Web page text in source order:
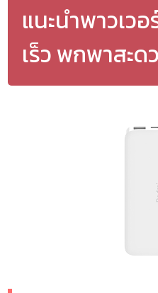
แนะนำพาวเว
เร็ว พกพาสะด